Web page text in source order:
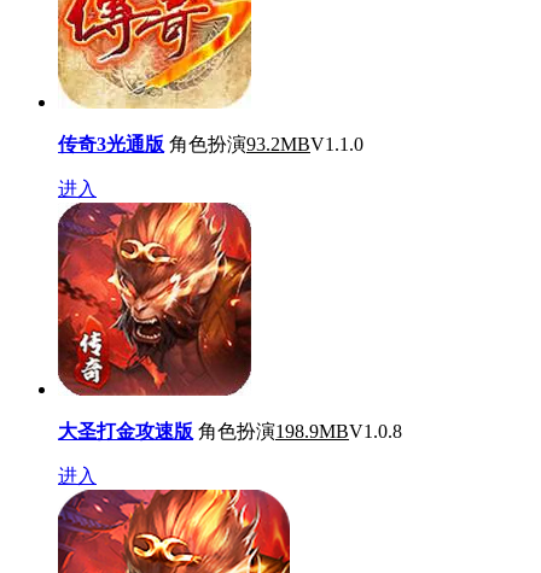
传奇3光通版 角色扮演93.2MBV1.1.0
进入
大圣打金攻速版 角色扮演198.9MBV1.0.8
进入